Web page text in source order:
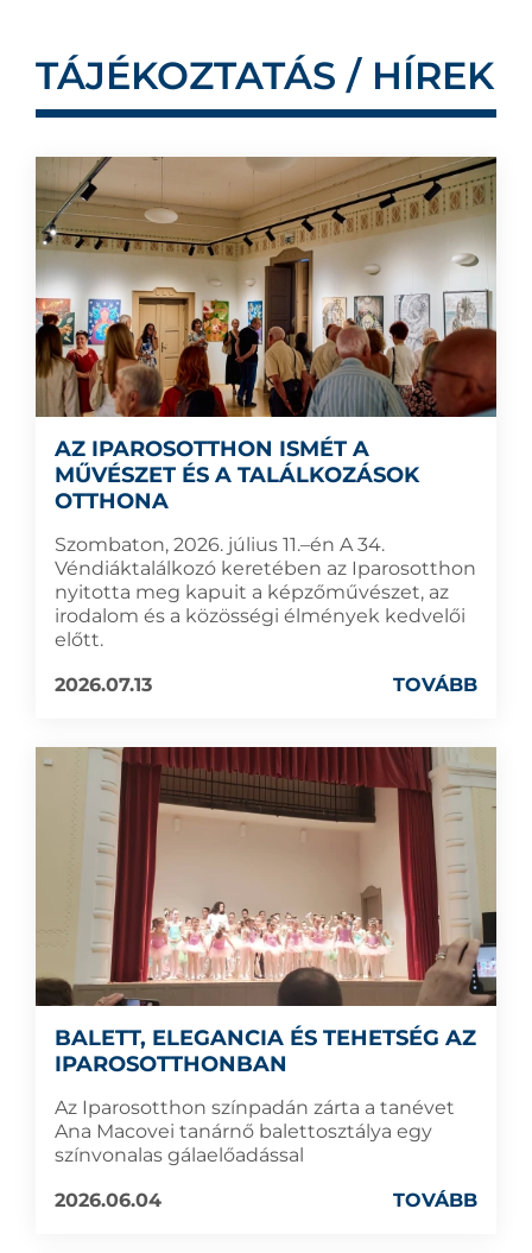
TÁJÉKOZTATÁS / HÍREK
AZ IPAROSOTTHON ISMÉT A
MŰVÉSZET ÉS A TALÁLKOZÁSOK
OTTHONA
Szombaton, 2026. július 11.–én A 34.
Véndiáktalálkozó keretében az Iparosotthon
nyitotta meg kapuit a képzőművészet, az
irodalom és a közösségi élmények kedvelői
előtt.
2026.07.13
TOVÁBB
BALETT, ELEGANCIA ÉS TEHETSÉG AZ
IPAROSOTTHONBAN
Az Iparosotthon színpadán zárta a tanévet
Ana Macovei tanárnő balettosztálya egy
színvonalas gálaelőadással
2026.06.04
TOVÁBB